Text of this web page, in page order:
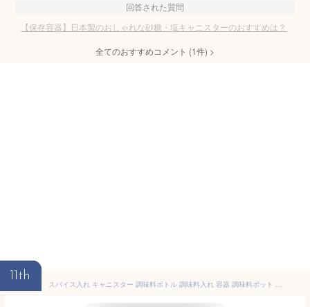
回答された質問
【保存容器】日本製のおしゃれな砂糖・塩キャニスターのおすすめは？
全てのおすすめコメント (1件) >
11th
スパイス入れ キャニスター 調味料ボトル 調味料入れ 容器 調味料ポット 3個セット スプーン付き 密閉 スプーン付き 密閉容器 塩 砂糖 保